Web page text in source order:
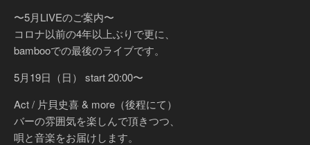
〜5月LIVEのご案内〜
コロナ以前の4年以上ぶりで更に、
bambooでの最後のライブです。
5月19日（日） start 20:00〜
Act / 片貝史喜 & more（後程にて）
バーの雰囲気を楽しんで頂きつつ、
唄と音楽をお届けします。